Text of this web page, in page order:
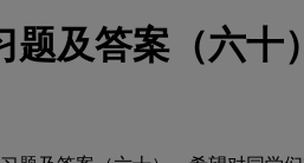
及答案（六十）